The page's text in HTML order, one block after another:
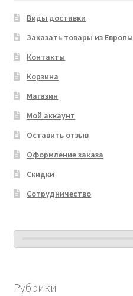
Виды доставки
Заказать товары из Европы
Контакты
Корзина
Магазин
Мой аккаунт
Оставить отзыв
Оформление заказа
Скидки
Сотрудничество
Рубрики